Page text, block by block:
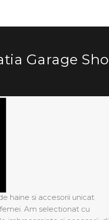
Garage
haine si accesorii unicat
Am selectionat cu